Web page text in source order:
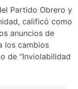
Partido Obrero y
calificó como
anuncios de
los cambios
de “Inviolabilidad